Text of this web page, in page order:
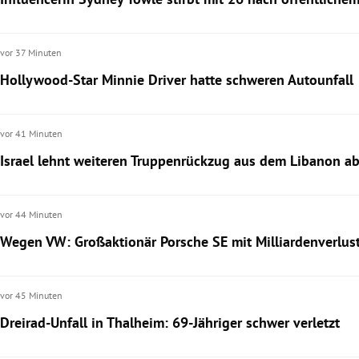
vor 37 Minuten
Hollywood-Star Minnie Driver hatte schweren Autounfall
vor 41 Minuten
Israel lehnt weiteren Truppenrückzug aus dem Libanon ab
vor 44 Minuten
Wegen VW: Großaktionär Porsche SE mit
vor 45 Minuten
Dreirad-Unfall in Thalheim: 69-Jähriger schwer verletzt